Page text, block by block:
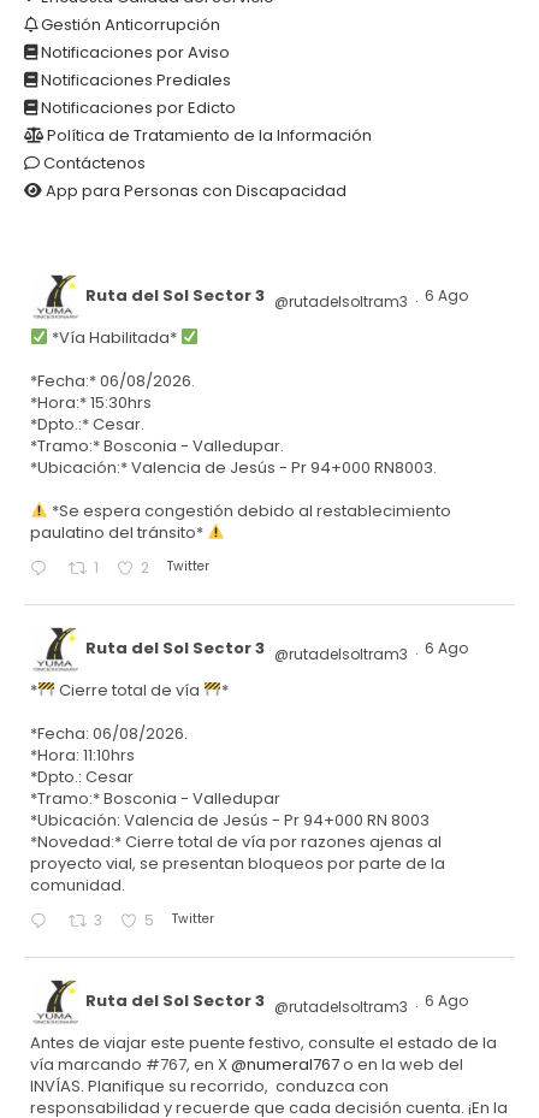
Gestión Anticorrupción
Notificaciones por Aviso
Notificaciones Prediales
Notificaciones por Edicto
Política de Tratamiento de la Información
Contáctenos
App para Personas con Discapacidad
Ruta del Sol Sector 3 @rutadelsoltram3 · 6 Ago
*Vía Habilitada*
*Fecha:* 06/08/2026.
*Hora:* 15:30hrs
*Dpto.:* Cesar.
*Tramo:* Bosconia - Valledupar.
*Ubicación:* Valencia de Jesús - Pr 94+000 RN8003.
*Se espera congestión debido al restablecimiento
paulatino del tránsito*
1 2 Twitter
Ruta del Sol Sector 3 @rutadelsoltram3 · 6 Ago
* Cierre total de vía
*
*Fecha: 06/08/2026.
*Hora: 11:10hrs
*Dpto.: Cesar
*Tramo:* Bosconia - Valledupar
*Ubicación: Valencia de Jesús - Pr 94+000 RN 8003
*Novedad:* Cierre total de vía por razones ajenas al
proyecto vial, se presentan bloqueos por parte de la
comunidad.
3 5 Twitter
Ruta del Sol Sector 3 @rutadelsoltram3 · 6 Ago
Antes de viajar este puente festivo, consulte el estado de la
vía marcando #767, en X@numeral767o en la web del
INVÍAS. Planifique su recorrido, conduzca con
responsabilidad y recuerde que cada decisión cuenta. ¡En la